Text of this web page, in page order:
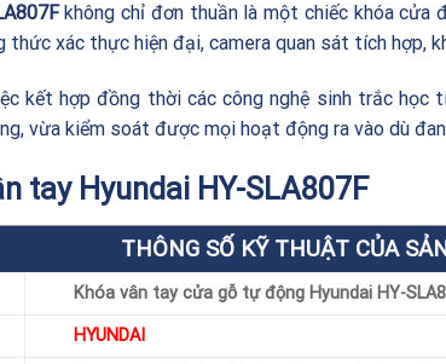
không chỉ đơn thuần là một chiếc khóa cửa
thức xác thực hiện đại, camera quan sát tích hợp,
kết hợp đồng thời các công nghệ sinh trắc
vừa kiểm soát được mọi hoạt động ra vào dù
tay Hyundai HY-SLA807F
THÔNG SỐ KỸ THUẬT CỦA
Khóa vân tay cửa gỗ tự động Hyundai HY-
HYUNDAI